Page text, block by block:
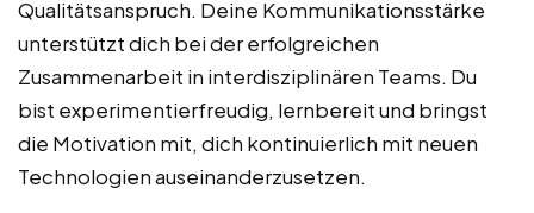
Qualitätsanspruch. Deine Kommunikationsstärke
unterstützt dich bei der erfolgreichen
Zusammenarbeit in interdisziplinären Teams. Du
bist experimentierfreudig, lernbereit und bringst
die Motivation mit, dich kontinuierlich mit neuen
Technologien auseinanderzusetzen.